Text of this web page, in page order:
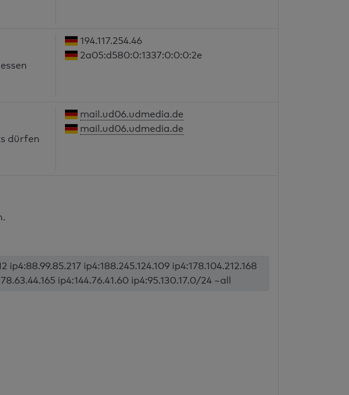
194.117.254.46
2a05:d580:0:1337:0:0:0:2e
dürfen
mail.ud06.udmedia.de
mail.ud06.udmedia.de
ip4:88.99.85.217 ip4:188.245.124.109 ip4:178.104.212.168
ip4:144.76.41.60 ip4:95.130.17.0/24 ~all